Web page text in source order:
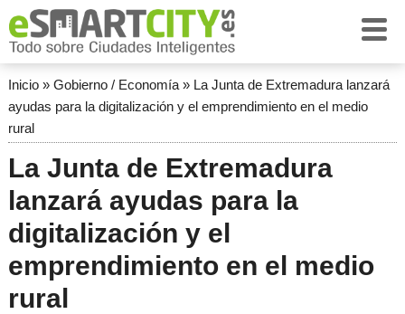
Inicio» Gobierno / Economía» La Junta de Extremadura lanzará
ayudas para la digitalización y el emprendimiento en el medio
rural
La Junta de Extremadura
lanzará ayudas para la
digitalización y el
emprendimiento en el medio
rural